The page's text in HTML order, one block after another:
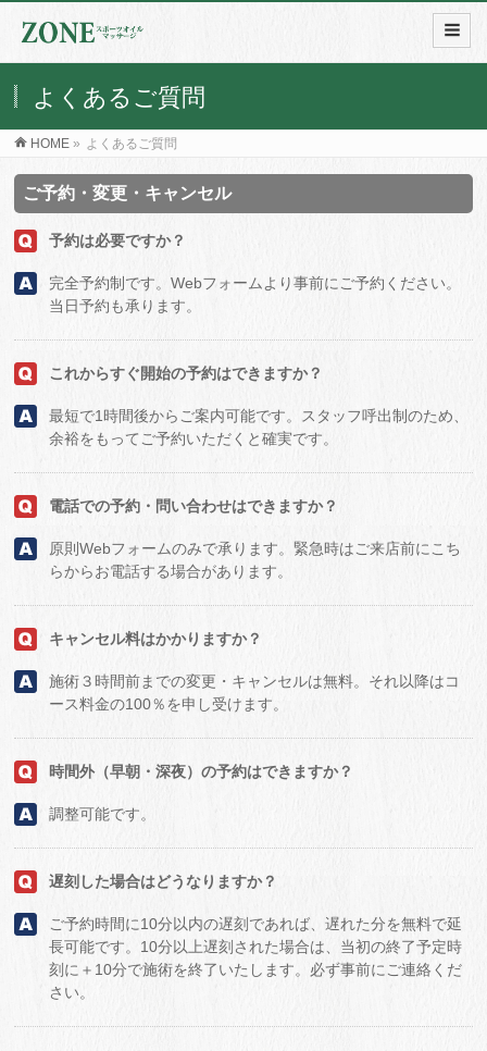
よくあるご質問
HOME » よくあるご質問
ご予約・変更・キャンセル
予約は必要ですか？
完全予約制です。Webフォームより事前にご予約ください。
当日予約も承ります。
これからすぐ開始の予約はできますか？
最短で1時間後からご案内可能です。スタッフ呼出制のため、
余裕をもってご予約いただくと確実です。
電話での予約・問い合わせはできますか？
原則Webフォームのみで承ります。緊急時はご来店前にこち
らからお電話する場合があります。
キャンセル料はかかりますか？
施術３時間前までの変更・キャンセルは無料。それ以降はコ
ース料金の100％を申し受けます。
時間外（早朝・深夜）の予約はできますか？
調整可能です。
遅刻した場合はどうなりますか？
ご予約時間に10分以内の遅刻であれば、遅れた分を無料で延
長可能です。10分以上遅刻された場合は、当初の終了予定時
刻に＋10分で施術を終了いたします。必ず事前にご連絡くだ
さい。